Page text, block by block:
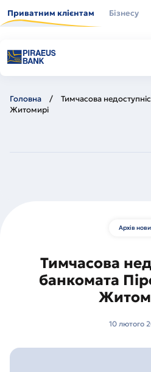
до
основного
Приватним клієнтам Бізнесу
Головна
Тимчасова
Житомирі
Архів
Тимчасова
банкомата
10 лютого